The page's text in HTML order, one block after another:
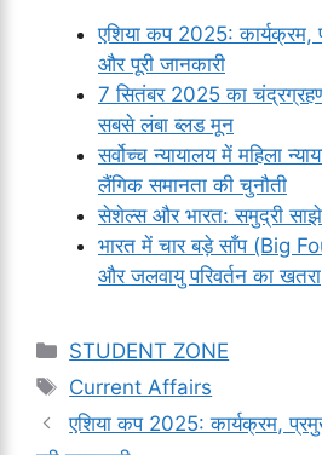
एशिया कप 2025: कार्यक्रम,
और पूरी जानकारी
7 सितंबर 2025 का
सबसे लंबा ब्लड मून
सर्वोच्च न्यायालय में महिला
लैंगिक समानता की चुनौती
सेशेल्स और भारत: समुद्री
भारत में चार बड़े साँप (Big
और जलवायु परिवर्तन का खतरा
Categories
STUDENT ZONE
Tags
Current Affairs
एशिया कप 2025: कार्यक्रम,